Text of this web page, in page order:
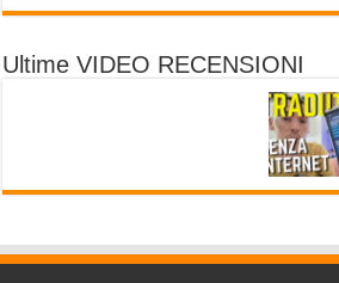
Ultime VIDEO RECENSIONI